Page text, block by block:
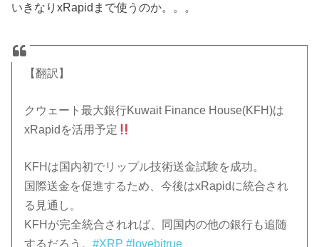
いきなりxRapidまで使うのか。。。
【翻訳】
クウェート最大銀行Kuwait Finance House(KFH)は
xRapidを活用予定
KFHは国内初でリップル技術送金試験を成功。
国際送金を促進するため、今後はxRapidに統合され
る見通し。
KFHが完全統合されれば、同国内の他の銀行も追随
するだろう。#XRP #lovebitrue